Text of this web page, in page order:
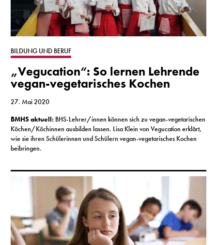
BILDUNG UND BERUF
„Vegucation“: So lernen Lehrende
vegan-vegetarisches Kochen
27. Mai 2020
BMHS aktuell: BHS-Lehrer/innen können sich zu vegan-vegetarischen
Köchen/Köchinnen ausbilden lassen. Lisa Klein von Vegucation erklärt,
wie sie ihren Schülerinnen und Schülern vegan-vegetarisches Kochen
beibringen.